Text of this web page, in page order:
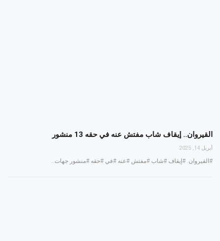
القيروان.. إيقاف شاب مفتش عنه في حقه 13 منشور
أبريل 14, 2025
#القيروان. #إيقاف #شاب #مفتش #عنه #في #حقه #منشور جهات…